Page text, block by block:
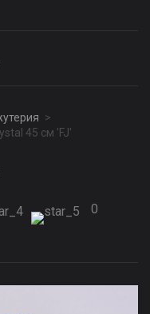
45 см 'FJ'
0